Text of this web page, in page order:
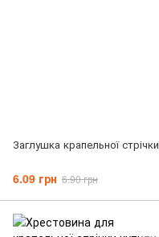
Заглушка крапельної стрічки
6.09 грн 6.90 грн